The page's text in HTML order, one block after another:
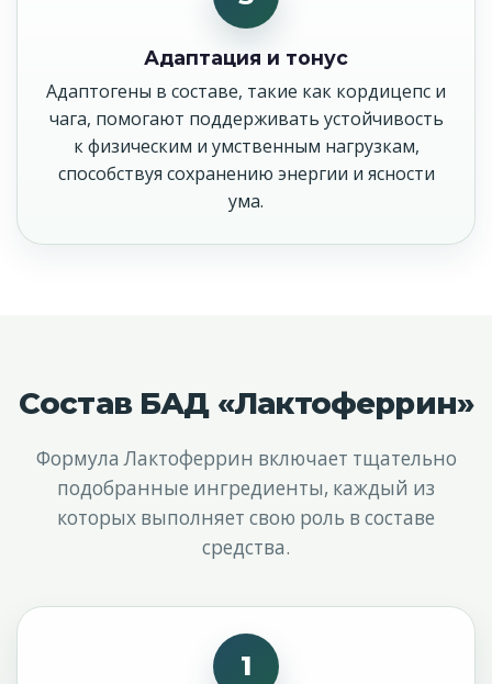
Адаптация и тонус
Адаптогены в составе, такие как кордицепс и
чага, помогают поддерживать устойчивость
к физическим и умственным нагрузкам,
способствуя сохранению энергии и ясности
ума.
Состав БАД «Лактоферрин»
Формула Лактоферрин включает тщательно
подобранные ингредиенты, каждый из
которых выполняет свою роль в составе
средства.
1